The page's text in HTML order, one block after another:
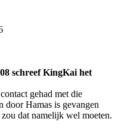
schreef KingKai het
gehad met die
door Hamas is gevangen
dat namelijk wel moeten.